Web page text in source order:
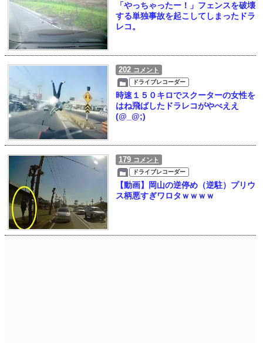
「やっちゃったー！」フェンスを破壊
する単独事故を起こしてしまったドラ
レコ。
202 コメント
ドライブレコーダー
時速１５０キロでスクーターの女性を
はね飛ばしたドラレコがやべええ
(@_@;)
179 コメント
ドライブレコーダー
【動画】岡山の逆停め（逆駐）プリウ
ス柄悪すぎワロタｗｗｗｗ